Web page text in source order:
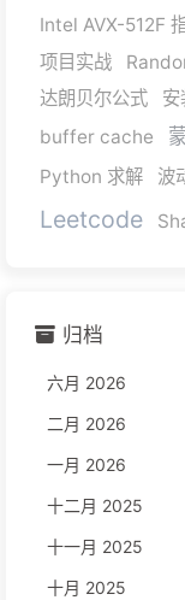
Intel AVX-512F
项目实战
达朗贝尔公式
安
buffer cache
Python 求解
波
Leetcode
归档
六月 2026
二月 2026
一月 2026
十二月 2025
十一月 2025
十月 2025